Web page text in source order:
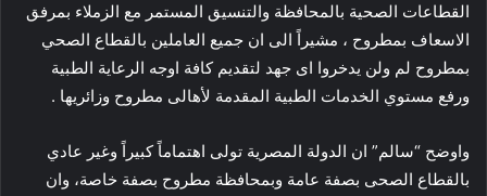
القطاعات الصحية بالمحافظة والتنسيق المستمر مع الزملاء بمرفق
الاسعاف بمطروح ، مشيراً الى ان جميع العاملين بالقطاع الصحي
بمطروح لم ولن يدخروا اى جهد لتقديم كافة اوجه الرعاية الطبية
ورفع مستوي الخدمات الطبية المقدمة لأهالى مطروح وزائريها .
واوضح “سالم” ان الدولة المصرية تولى اهتماماً كبيراً وغير عادي
بالقطاع الصحى بصفة عامة وبمحافظة مطروح بصفة خاصة، وان